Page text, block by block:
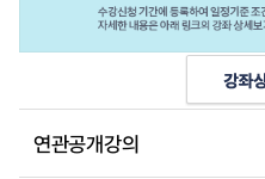
연관공개강의